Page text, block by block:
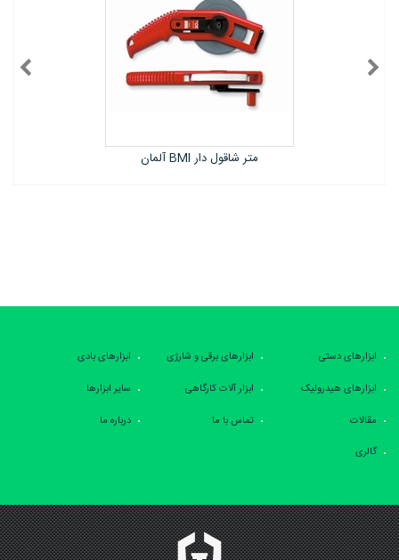
گیره رومیزی 4 اینچ استنلی Stanley
ابزارهای دستی ابزارهای برقی و شارژی
ابزارهای بادی
ابزارهای هیدرولیک
ابزار آلات کارگاهی
سایر ابزارها
مقالات
تماس با ما
درباره ما
گالری